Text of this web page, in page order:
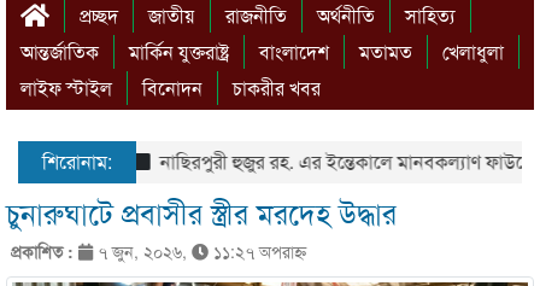
প্রচ্ছদ জাতীয় রাজনীতি অর্থনীতি
সাহিত্য
আন্তর্জাতিক
মার্কিন যুক্তরাষ্ট্র বাংলাদেশ মতামত
খেলাধুলা
লাইফ স্টাইল
বিনোদন চাকরীর খবর
শিরোনাম: নাছিরপুরী হুজুর রহ. এর ইন্তেকালে মানবকল্যাণ
চুনারুঘাটে প্রবাসীর স্ত্রীর মরদেহ উদ্ধার
প্রকাশিত : ৭ জুন, ২০২৬, ১১:২৭ অপরাহ্ণ